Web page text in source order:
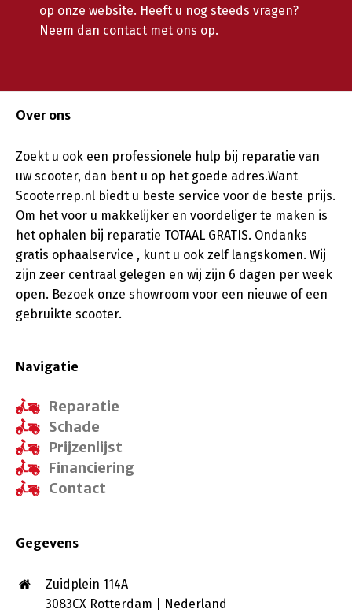
op onze website. Heeft u nog steeds vragen?
Neem dan contact met ons op.
Over ons
Zoekt u ook een professionele hulp bij reparatie van
uw scooter, dan bent u op het goede adres.Want
Scooterrep.nl biedt u beste service voor de beste prijs.
Om het voor u makkelijker en voordeliger te maken is
het ophalen bij reparatie TOTAAL GRATIS. Ondanks
gratis ophaalservice , kunt u ook zelf langskomen. Wij
zijn zeer centraal gelegen en wij zijn 6 dagen per week
open. Bezoek onze showroom voor een nieuwe of een
gebruikte scooter.
Navigatie
Reparatie
Schade
Prijzenlijst
Financiering
Contact
Gegevens
Zuidplein 114A
3083CX Rotterdam | Nederland